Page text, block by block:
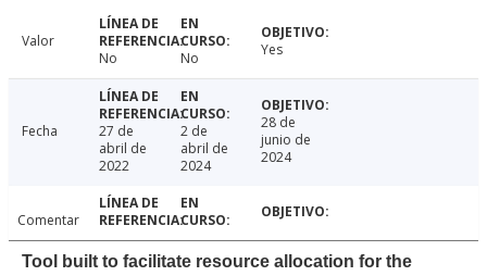
Valor
No
No Yes
Fecha
27 de
abril de
2022
2 de
abril de
2024
28 de
junio de
2024
Comentar
Tool built to facilitate resource allocation for the